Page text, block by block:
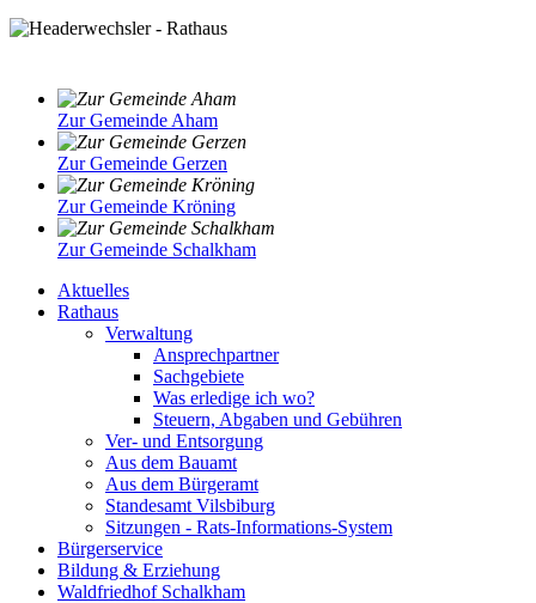
Zur Gemeinde Aham
Zur Gemeinde Gerzen
Zur Gemeinde Kröning
Zur Gemeinde Schalkham
Aktuelles
Rathaus
Verwaltung
Ansprechpartner
Sachgebiete
Was erledige ich wo?
Steuern, Abgaben und Gebühren
Ver- und Entsorgung
Aus dem Bauamt
Aus dem Bürgeramt
Standesamt Vilsbiburg
Sitzungen - Rats-Informations-System
Bürgerservice
Bildung & Erziehung
Waldfriedhof Schalkham